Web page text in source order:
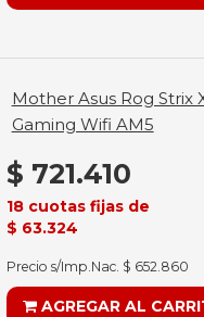
Mother Asus Rog Strix
Gaming Wifi AM5
$ 721.410
18 cuotas fijas de
$ 63.324
Precio s/Imp.Nac. $ 652.860
AGREGAR AL